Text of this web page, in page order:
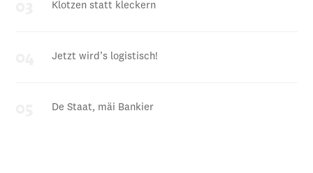
Klotzen statt kleckern
Jetzt wird’s logistisch!
De Staat, mäi Bankier